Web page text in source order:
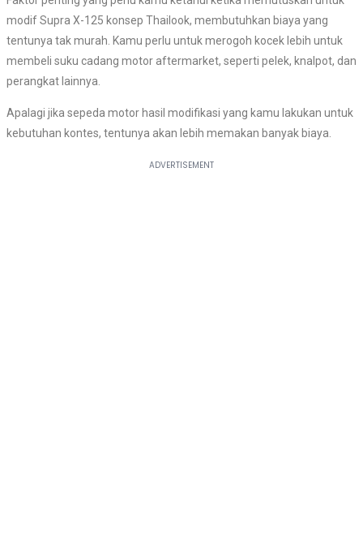
modif Supra X-125 konsep Thailook, membutuhkan biaya yang
tentunya tak murah. Kamu perlu untuk merogoh kocek lebih untuk
membeli suku cadang motor aftermarket, seperti pelek, knalpot, dan
perangkat lainnya.
Apalagi jika sepeda motor hasil modifikasi yang kamu lakukan untuk
kebutuhan kontes, tentunya akan lebih memakan banyak biaya.